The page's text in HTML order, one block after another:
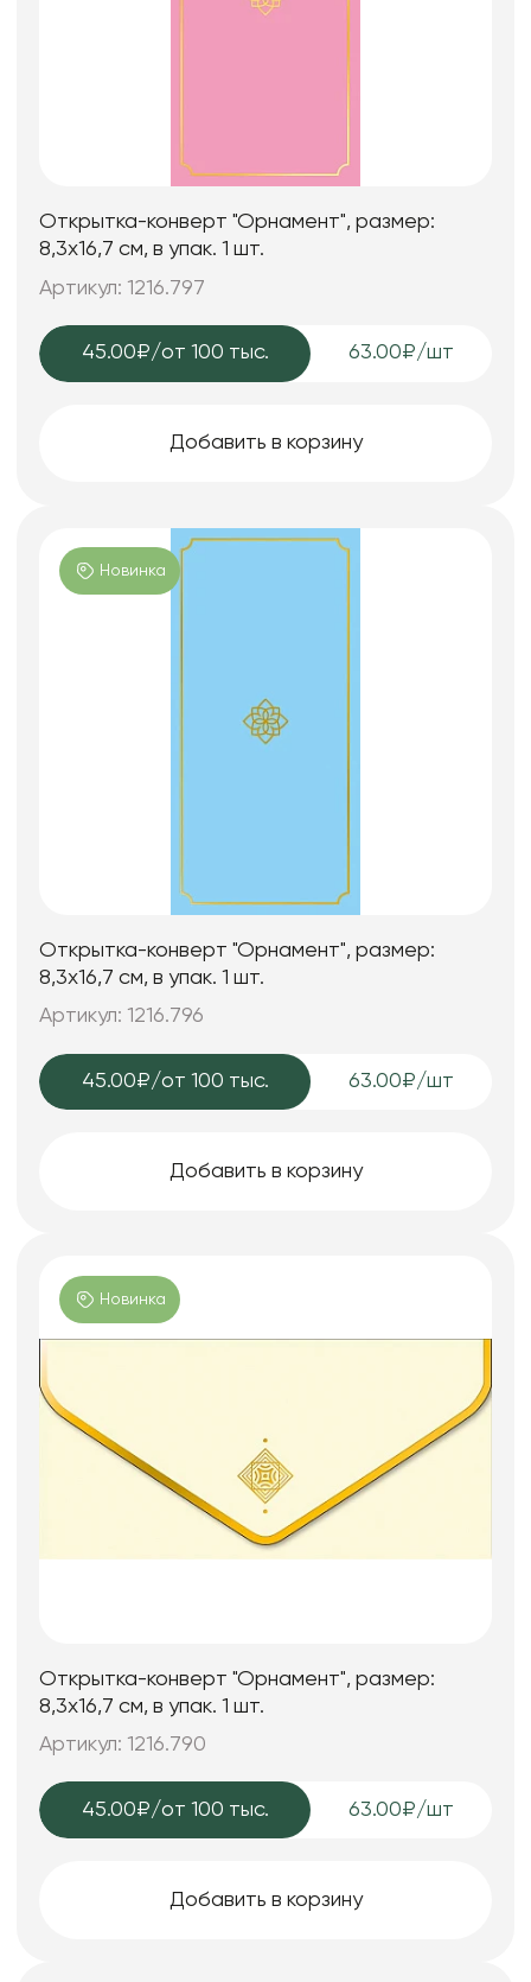
Открытка-конверт "Орнамент", размер:
8,3х16,7 см, в упак. 1 шт.
Артикул: 1216.797
45.00₽/от 100 тыс. 63.00₽/шт
Добавить в корзину
Новинка
Открытка-конверт "Орнамент", размер:
8,3х16,7 см, в упак. 1 шт.
Артикул: 1216.796
45.00₽/от 100 тыс. 63.00₽/шт
Добавить в корзину
Новинка
Открытка-конверт "Орнамент", размер:
8,3х16,7 см, в упак. 1 шт.
Артикул: 1216.790
45.00₽/от 100 тыс. 63.00₽/шт
Добавить в корзину